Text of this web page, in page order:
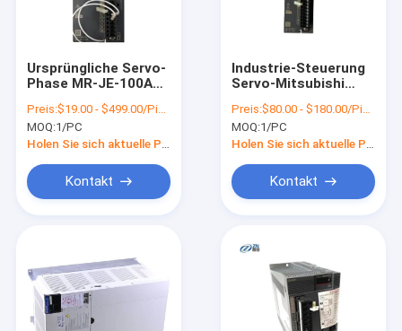
Produkte
Videos
Ursprüngliche Servo-
Phase MR-JE-100A
Antriebs-3 -
Wechselstrom 240V
Preis:$19.00 - $499.00/Pieces
MOQ:1/PC
Holen Sie sich aktuelle Preis
Kontakt
Industrie-Steuerung
Servo-Mitsubishi
20B für
Verpackungsmaschinen
Preis:$80.00 - $180.00/Pieces
MOQ:1/PC
Holen Sie sich aktuelle Preis
Kontakt